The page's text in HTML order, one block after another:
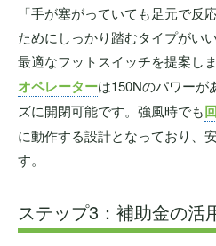
「手が塞がっていても足元で反
ためにしっかり踏むタイプがい
最適なフットスイッチを提案し
オペレーターは150Nのパワーが
ズに開閉可能です。強風時でも
に動作する設計となっており、
す。
ステップ3：補助金の活